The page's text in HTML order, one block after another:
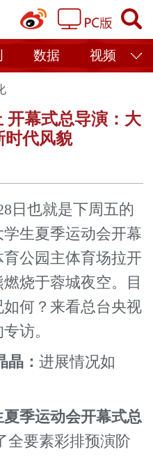
数据 视频
开幕式总导演：大
时代风貌
日也就是下周五的
生夏季运动会开幕
公园主体育场拉开
烧于蓉城夜空。目
何？来看总台央视
访。
晶：进展情况如
季运动会开幕式总
全要素彩排预演阶